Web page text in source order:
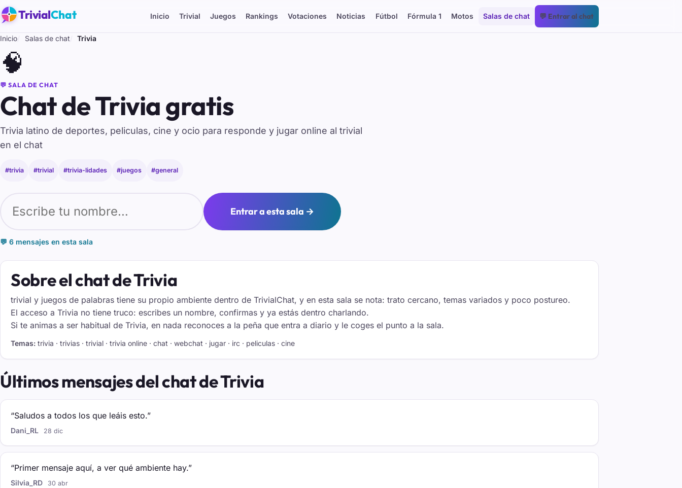
TrivialChat Inicio Trivial Juegos Rankings Votaciones Noticias Fútbol Fórmula 1 Motos Salas de chat 💬 Entrar al chat
Inicio Salas de chat Trivia
🧠
💬 SALA DE CHAT
Chat de Trivia gratis
Trivia latino de deportes, peliculas, cine y ocio para responde y jugar online al trivial
en el chat
#trivia #trivial #trivia-lidades #juegos #general
Entrar a esta sala →
💬 6 mensajes en esta sala
Sobre el chat de Trivia
trivial y juegos de palabras tiene su propio ambiente dentro de TrivialChat, y en esta sala se nota: trato cercano, temas variados y poco postureo.
El acceso a Trivia no tiene truco: escribes un nombre, confirmas y ya estás dentro charlando.
Si te animas a ser habitual de Trivia, en nada reconoces a la peña que entra a diario y le coges el punto a la sala.
Temas: trivia · trivias · trivial · trivia online · chat · webchat · jugar · irc · peliculas · cine
Últimos mensajes del chat de Trivia
“Saludos a todos los que leáis esto.”
Dani_RL 28 dic
“Primer mensaje aquí, a ver qué ambiente hay.”
Silvia_RD 30 abr